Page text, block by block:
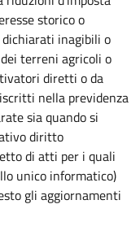
storico o
inagibili o
terreni agricoli o
diretti o da
nella previdenza
sia quando si
diritto
di atti per i quali
unico informatico)
gli aggiornamenti